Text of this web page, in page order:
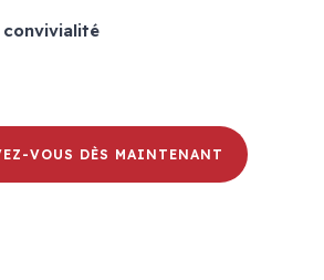
convivialité
VOUS DÈS MAINTENANT